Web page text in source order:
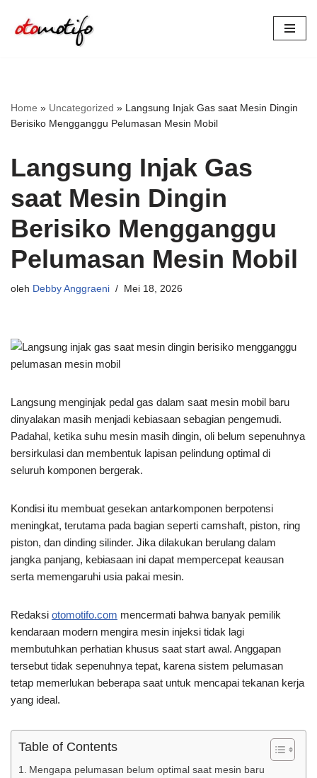
Lompat
Home » Uncategorized » Langsung Injak Gas saat Mesin Dingin
Berisiko Mengganggu Pelumasan Mesin Mobil
Langsung Injak Gas
saat Mesin Dingin
Berisiko Mengganggu
Pelumasan Mesin Mobil
oleh Debby Anggraeni Mei 18, 2026
Langsung menginjak pedal gas dalam saat mesin mobil baru
dinyalakan masih menjadi kebiasaan sebagian pengemudi.
Padahal, ketika suhu mesin masih dingin, oli belum sepenuhnya
bersirkulasi dan membentuk lapisan pelindung optimal di
seluruh komponen bergerak.
Kondisi itu membuat gesekan antarkomponen berpotensi
meningkat, terutama pada bagian seperti camshaft, piston, ring
piston, dan dinding silinder. Jika dilakukan berulang dalam
jangka panjang, kebiasaan ini dapat mempercepat keausan
serta memengaruhi usia pakai mesin.
Redaksi otomotifo.com mencermati bahwa banyak pemilik
kendaraan modern mengira mesin injeksi tidak lagi
membutuhkan perhatian khusus saat start awal. Anggapan
tersebut tidak sepenuhnya tepat, karena sistem pelumasan
tetap memerlukan beberapa saat untuk mencapai tekanan kerja
yang ideal.
Table of Contents
Mengapa pelumasan belum optimal saat mesin baru